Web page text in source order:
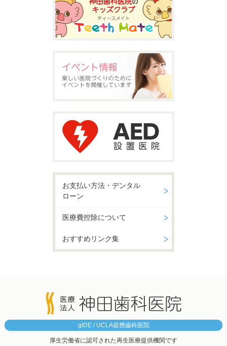
お支払い方法・デンタル
ローン
医療費控除について
おすすめリンク集
gIDE / UCLA提携歯科医院
厚生労働省に認可された再生医療提供機関です